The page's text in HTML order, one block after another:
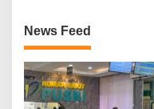
News Feed